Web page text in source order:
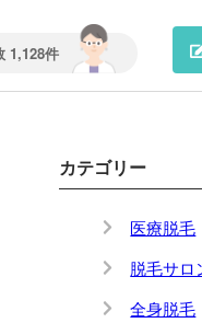
1,128件
カテゴリー
医療脱毛
脱毛サロ
全身脱毛